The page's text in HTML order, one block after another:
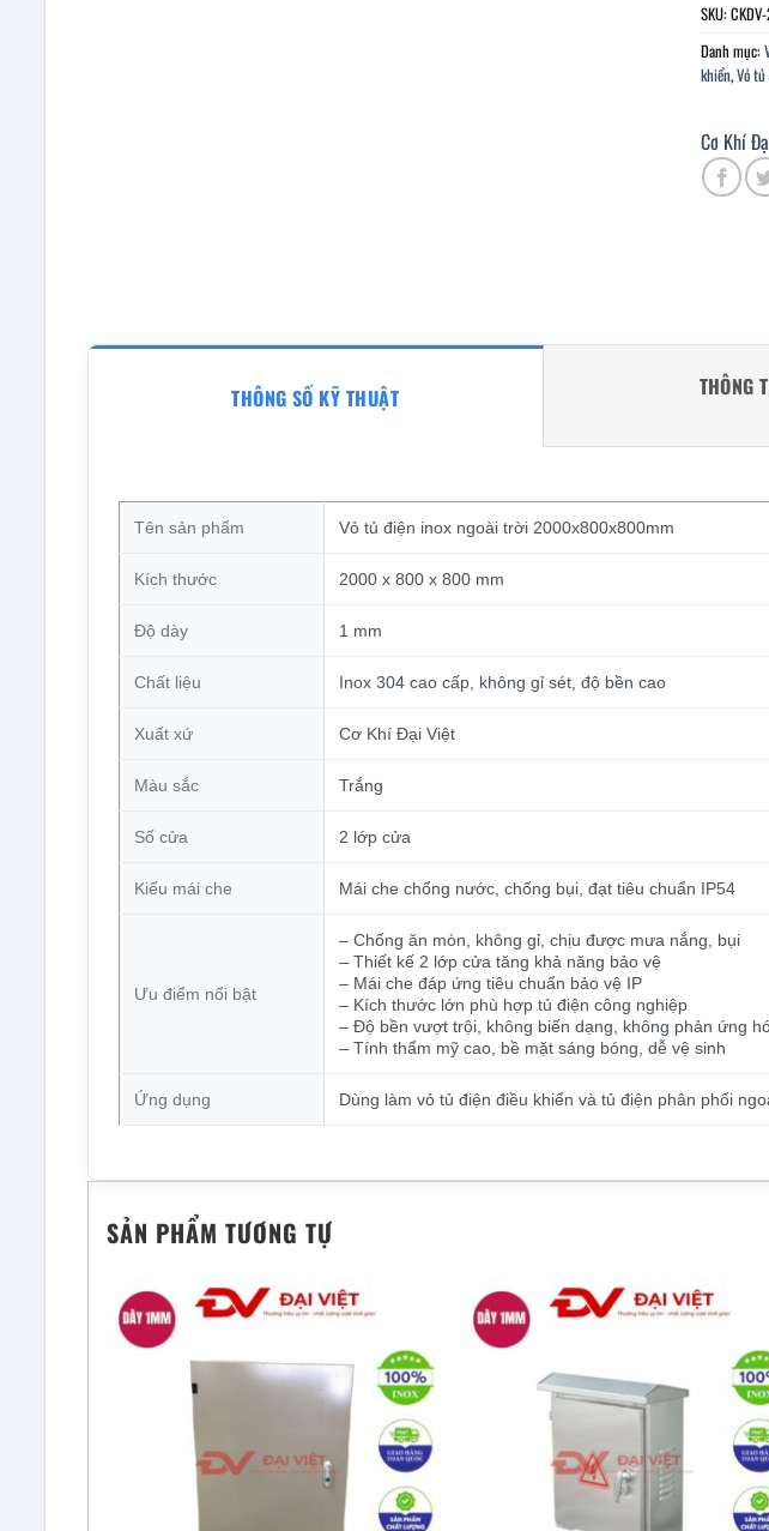
SKU:
Danh mục:
khiển,Vỏ
Cơ Khí
THÔNG SỐ KỸ THUẬT THÔNG
Tên sản phẩm Vỏ tủ điện inox ngoài trời 2000x800x800mm
Kích thước 2000 x 800 x 800 mm
Độ dày 1 mm
Chất liệu Inox 304 cao cấp, không gỉ sét, độ bền cao
Xuất xứ Cơ Khí Đại Việt
Màu sắc Trắng
Số cửa 2 lớp cửa
Kiểu mái che Mái che chống nước, chống bụi, đạt tiêu chuẩn IP54
Ưu điểm nổi bật
– Chống ăn mòn, không gỉ, chịu được mưa nắng, bụi
– Thiết kế 2 lớp cửa tăng khả năng bảo vệ
– Mái che đáp ứng tiêu chuẩn bảo vệ IP
– Kích thước lớn phù hợp tủ điện công nghiệp
– Độ bền vượt trội, không biến dạng, không phản ứng
– Tính thẩm mỹ cao, bề mặt sáng bóng, dễ vệ sinh
Ứng dụng Dùng làm vỏ tủ điện điều khiển và tủ điện phân phối
SẢN PHẨM TƯƠNG TỰ